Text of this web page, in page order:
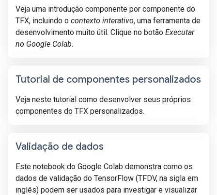
Veja uma introdução componente por componente do
TFX, incluindo o contexto interativo, uma ferramenta de
desenvolvimento muito útil. Clique no botão Executar
no Google Colab.
Tutorial de componentes personalizados
Veja neste tutorial como desenvolver seus próprios
componentes do TFX personalizados.
Validação de dados
Este notebook do Google Colab demonstra como os
dados de validação do TensorFlow (TFDV, na sigla em
inglês) podem ser usados para investigar e visualizar